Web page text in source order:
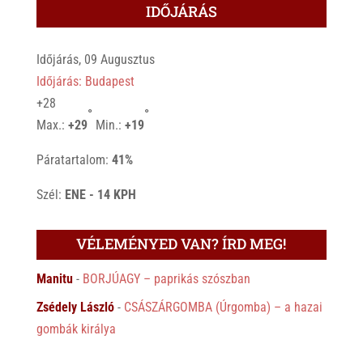
IDŐJÁRÁS
Időjárás, 09 Augusztus
Időjárás: Budapest
+28
Max.: +29
°
Min.: +19
°
Páratartalom: 41%
Szél: ENE - 14 KPH
VÉLEMÉNYED VAN? ÍRD MEG!
Manitu- BORJÚAGY – paprikás szószban
Zsédely László- CSÁSZÁRGOMBA (Úrgomba) – a hazai
gombák királya